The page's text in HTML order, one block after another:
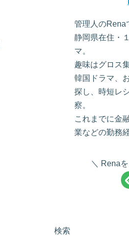
管理人のRena
静岡県在住・
マ。
趣味はグロス
韓国ドラマ、
探し、時短レ
察。
これまでに金
業などの勤務
Rena
検索